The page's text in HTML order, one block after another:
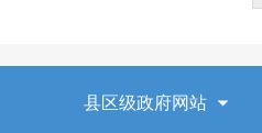
县区级政府网站